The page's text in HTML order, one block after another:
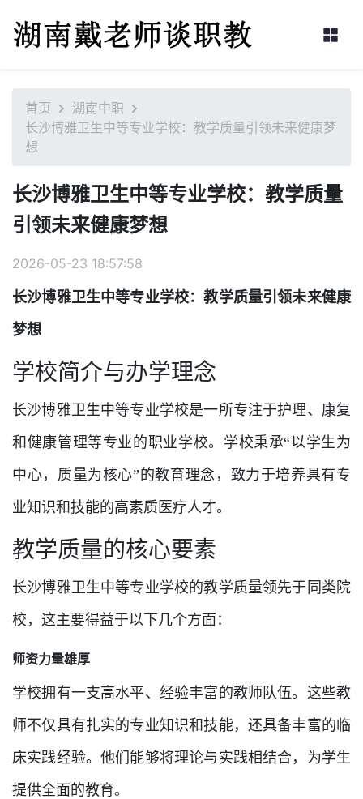
首页
湖南中职
长沙博雅卫生中等专业学校：教学质量引领未来健康梦
想
长沙博雅卫生中等专业学校：教学质量
引领未来健康梦想
2026-05-23 18:57:58
长沙博雅卫生中等专业学校：教学质量引领未来健康
梦想
学校简介与办学理念
长沙博雅卫生中等专业学校是一所专注于护理、康复
和健康管理等专业的职业学校。学校秉承“以学生为
中心，质量为核心”的教育理念，致力于培养具有专
业知识和技能的高素质医疗人才。
教学质量的核心要素
长沙博雅卫生中等专业学校的教学质量领先于同类院
校，这主要得益于以下几个方面：
师资力量雄厚
学校拥有一支高水平、经验丰富的教师队伍。这些教
师不仅具有扎实的专业知识和技能，还具备丰富的临
床实践经验。他们能够将理论与实践相结合，为学生
提供全面的教育。